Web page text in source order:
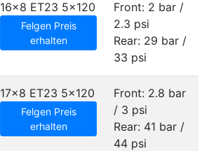
16x8 ET23 5x120
Felgen Preis
erhalten
Front: 2 bar /
2.3 psi
Rear: 29 bar /
33 psi
17x8 ET23 5x120
Felgen Preis
erhalten
Front: 2.8 bar
/ 3 psi
Rear: 41 bar /
44 psi